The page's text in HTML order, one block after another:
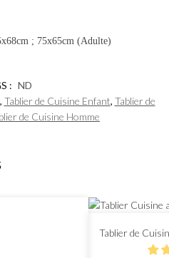
; 75x65cm (Adulte)
: ND
, Tablier de Cuisine Enfant, Tablier de
de Cuisine Homme
Tablier de